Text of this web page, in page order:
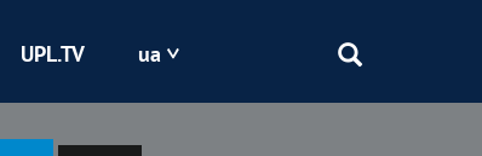
UPL.TV ua